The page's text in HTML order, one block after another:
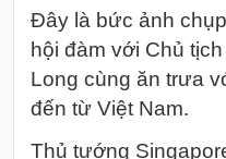
Đây là bức ảnh
hội đàm với Chủ
Long cùng ăn trưa
đến từ Việt Nam.
Thủ tướng